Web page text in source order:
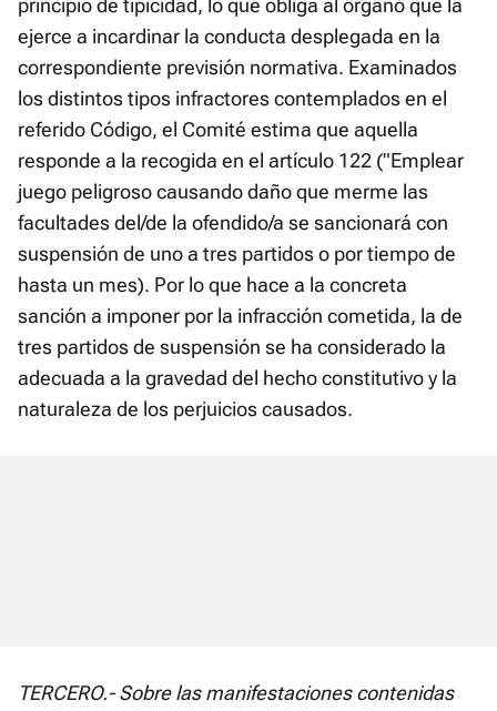
principio de tipicidad, lo que obliga al órgano que la
ejerce a incardinar la conducta desplegada en la
correspondiente previsión normativa. Examinados
los distintos tipos infractores contemplados en el
referido Código, el Comité estima que aquella
responde a la recogida en el artículo 122 ("Emplear
juego peligroso causando daño que merme las
facultades del/de la ofendido/a se sancionará con
suspensión de uno a tres partidos o por tiempo de
hasta un mes). Por lo que hace a la concreta
sanción a imponer por la infracción cometida, la de
tres partidos de suspensión se ha considerado la
adecuada a la gravedad del hecho constitutivo y la
naturaleza de los perjuicios causados.
TERCERO.- Sobre las manifestaciones contenidas